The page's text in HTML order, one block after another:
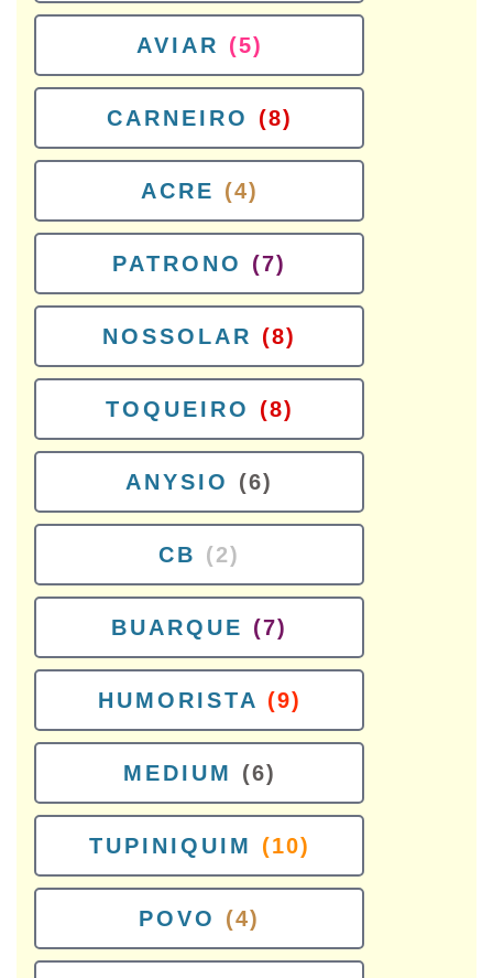
AVIAR (5)
CARNEIRO (8)
ACRE (4)
PATRONO (7)
NOSSOLAR (8)
TOQUEIRO (8)
ANYSIO (6)
CB (2)
BUARQUE (7)
HUMORISTA (9)
MEDIUM (6)
TUPINIQUIM (10)
POVO (4)